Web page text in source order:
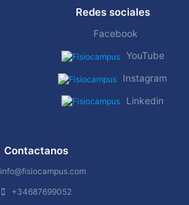
Redes sociales
Facebook
YouTube
Instagram
Linkedin
Contactanos
info@fisiocampus.com
+34687699052